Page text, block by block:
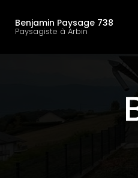
contenu
Benjamin Paysage 738
Paysagiste à Arbin